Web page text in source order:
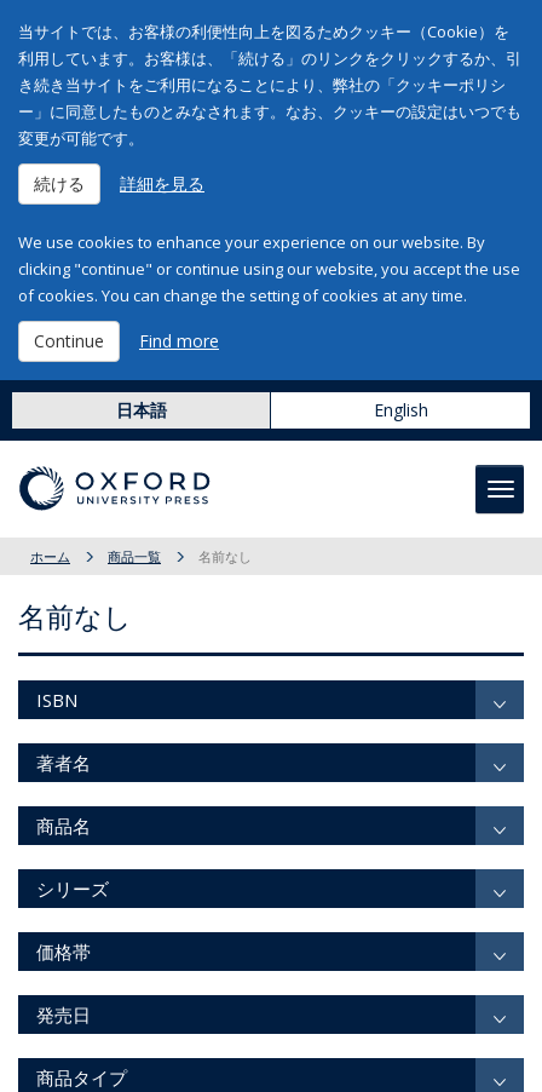
当サイトでは、お客様の利便性向上を図るためクッキー（Cookie）を
利用しています。お客様は、「続ける」のリンクをクリックするか、引
き続き当サイトをご利用になることにより、弊社の「クッキーポリシ
ー」に同意したものとみなされます。なお、クッキーの設定はいつでも
変更が可能です。
続ける 詳細を見る
We use cookies to enhance your experience on our website. By
clicking "continue" or continue using our website, you accept the use
of cookies. You can change the setting of cookies at any time.
Continue Find more
日本語 English
ホーム 商品一覧 名前なし
名前なし
ISBN
著者名
商品名
シリーズ
価格帯
発売日
商品タイプ